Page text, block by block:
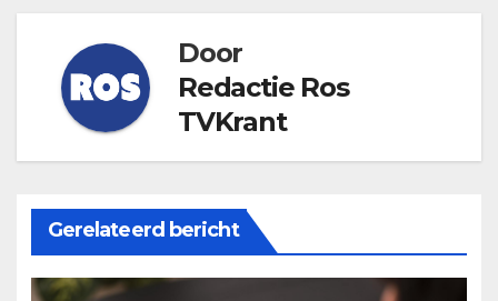
Door
Redactie Ros
TVKrant
Gerelateerd bericht